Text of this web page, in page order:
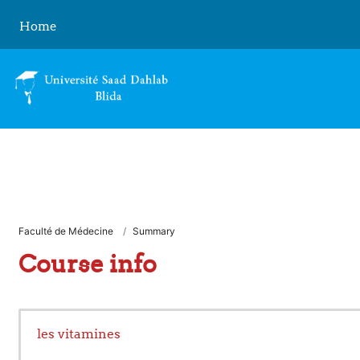
Home
Faculté de Médecine Summary
Course info
les vitamines